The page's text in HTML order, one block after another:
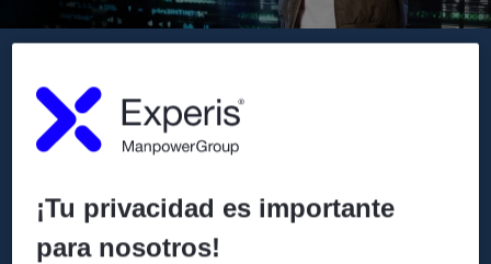
Responsabilidad social
Creemos que el empleo sostenible y
Promovemos espacio de trabajo inclusivos que
fomenten la innovación y estimulen el
¡Tu privacidad es importante
para nosotros!